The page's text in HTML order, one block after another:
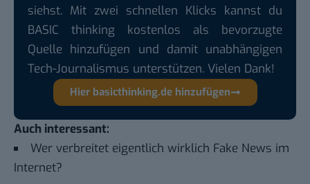
siehst. Mit zwei schnellen Klicks kannst du
BASIC thinking kostenlos als bevorzugte
Quelle hinzufügen und damit unabhängigen
Tech-Journalismus unterstützen. Vielen Dank!
Hier basicthinking.de hinzufügen
Auch interessant:
Wer verbreitet eigentlich wirklich Fake News im
Internet?